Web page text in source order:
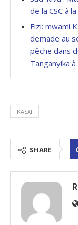
de la CSC à
Fizi: mwami
demade au
pêche dans
Tanganyika
KASAI
SHARE